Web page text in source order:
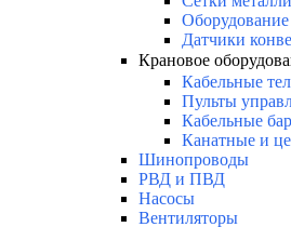
Датчики
Крановое
Кабельные
Пульты
Кабельные
Канатные и
Шинопроводы
РВД и ПВД
Насосы
Вентиляторы